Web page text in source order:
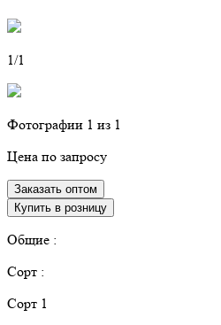
1/1
Фотографии 1 из 1
Цена по запросу
Заказать оптом
Купить в розницу
Общие :
Сорт :
Сорт 1